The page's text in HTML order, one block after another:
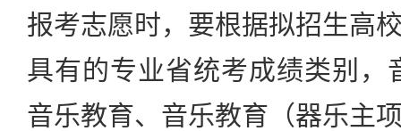
报考志愿时，要根据拟招生高
具有的专业省统考成绩类别，
音乐教育、音乐教育（器乐主